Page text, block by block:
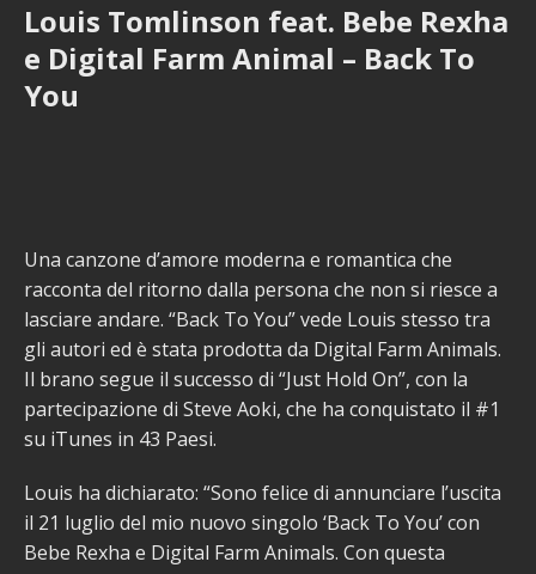
Louis Tomlinson feat. Bebe Rexha
e Digital Farm Animal – Back To
You
Una canzone d’amore moderna e romantica che
racconta del ritorno dalla persona che non si riesce a
lasciare andare. “Back To You” vede Louis stesso tra
gli autori ed è stata prodotta da Digital Farm Animals.
Il brano segue il successo di “Just Hold On”, con la
partecipazione di Steve Aoki, che ha conquistato il #1
su iTunes in 43 Paesi.
Louis ha dichiarato: “Sono felice di annunciare l’uscita
il 21 luglio del mio nuovo singolo ‘Back To You’ con
Bebe Rexha e Digital Farm Animals. Con questa